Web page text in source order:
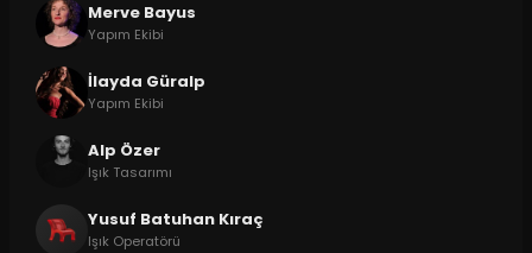
Merve Bayus
Yapım Ekibi
İlayda Güralp
Yapım Ekibi
Alp Özer
Işık Tasarımı
Yusuf Batuhan Kıraç
Işık Operatörü